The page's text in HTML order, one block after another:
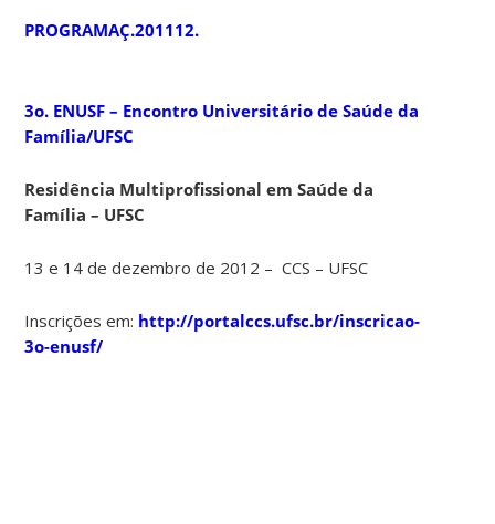
PROGRAMAÇ.201112.
3o. ENUSF – Encontro Universitário de Saúde da
Família/UFSC
Residência Multiprofissional em Saúde da
Família – UFSC
13 e 14 de dezembro de 2012 – CCS – UFSC
Inscrições em: http://portalccs.ufsc.br/inscricao-
3o-enusf/